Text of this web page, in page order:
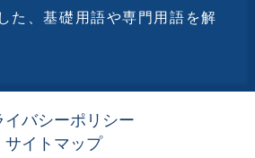
た、基礎用語や専門用語を解
イバシーポリシー
サイトマップ